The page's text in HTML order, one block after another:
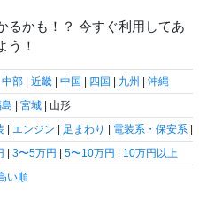
るかも！？ 今すぐ利用してあ
う！
中部 | 近畿 | 中国 | 四国 | 九州 | 沖縄
| 宮城 | 山形
| エンジン | 足まわり | 電装系・保安系 |
| 3〜5万円 | 5〜10万円 | 10万円以上
い順